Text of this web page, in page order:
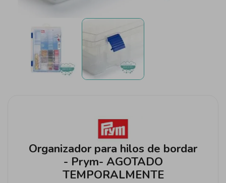
Organizador para hilos de bordar
- Prym- AGOTADO
TEMPORALMENTE